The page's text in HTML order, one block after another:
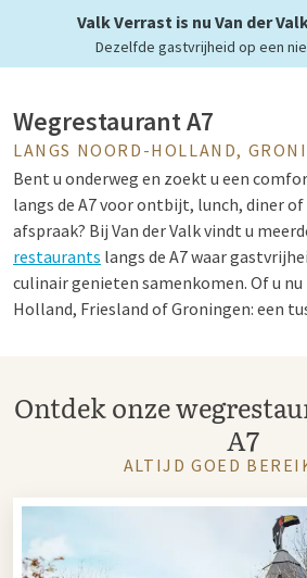
Valk Verrast is nu Van der
Dezelfde gastvrijheid op een
op elk moment
Wegrestaurant A7
LANGS NOORD-HOLLAND,
Bent u onderweg en zoekt u een
langs de A7 voor ontbijt, lunch, diner
afspraak? Bij Van der Valk vindt u
restaurants langs de A7 waar
culinair genieten samenkomen. Of u
Holland, Friesland of Groningen: een
Van der Valk restaurant
De Van der Valk restaurants langs de
comfortabele locaties direct aan de
voor een snelle lunch, uitgebreid diner
onderweg: bij ieder A7 restaurant
Ontdek onze
A7
ALTIJD GOED